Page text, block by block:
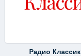
Радио Классик